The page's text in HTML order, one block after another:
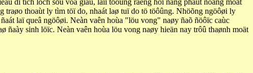
di tích lòch söû voâ giaù, laïi töôûng raèng hoï ñang phaùt ñoäng moät
traøo thoaùt ly tìm töï do, nhaát laø tuï do tö töôûng. Nhöõng ngöôøi ly
laï queâ ngöôøi. Neàn vaên hoùa "löu vong" naøy ñaõ ñöôïc caùc
ñaày sinh löïc. Neàn vaên hoùa löu vong naøy hieän nay trôû thaønh moät